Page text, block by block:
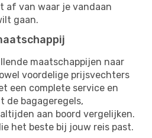
af van waar je vandaan
gaan.
maatschappijen naar
voordelige prijsvechters
een complete service en
de bagageregels,
aan boord vergelijken.
het beste bij jouw reis past.